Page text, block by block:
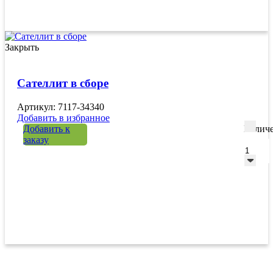
Закрыть
Сателлит в сборе
Артикул: 7117-34340
Добавить в избранное
Добавить к
заказу